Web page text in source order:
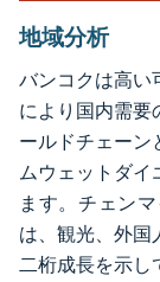
地域分析
バンコクは高い
により国内需要
ールドチェーン
ムウェットダイ
ます。チェン
は、観光、外国
二桁成長を示し